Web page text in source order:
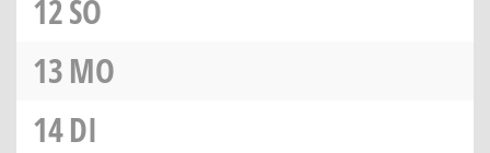
12SO
13MO
14DI